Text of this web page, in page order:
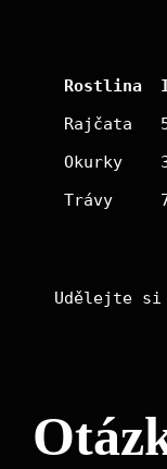
Rostlina
Rajčata
Okurky
Trávy
Udělejte si